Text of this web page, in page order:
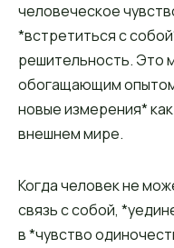
человеческое
*встретиться с
решительность. Это
обогащающим
новые измерения*
внешнем мире.
Когда человек не
связь с собой,
в *чувство